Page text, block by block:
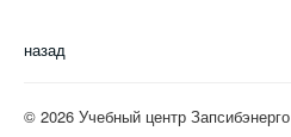
назад
© 2026 Учебный центр Запсибэнерго